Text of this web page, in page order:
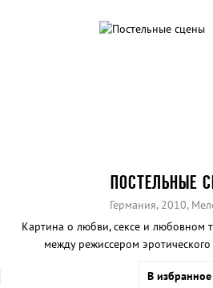
ПОСТЕЛЬНЫЕ
Германия, 2010,
Картина о любви, сексе и любовном
между режиссером
В избранное